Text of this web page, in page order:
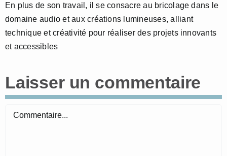
En plus de son travail, il se consacre au bricolage dans le
domaine audio et aux créations lumineuses, alliant
technique et créativité pour réaliser des projets innovants
et accessibles
Laisser un commentaire
Commentaire